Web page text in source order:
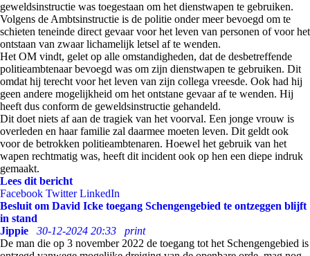
geweldsinstructie was toegestaan om het dienstwapen te gebruiken.
Volgens de Ambtsinstructie is de politie onder meer bevoegd om te
schieten teneinde direct gevaar voor het leven van personen of voor het
ontstaan van zwaar lichamelijk letsel af te wenden.
Het OM vindt, gelet op alle omstandigheden, dat de desbetreffende
politieambtenaar bevoegd was om zijn dienstwapen te gebruiken. Dit
omdat hij terecht voor het leven van zijn collega vreesde. Ook had hij
geen andere mogelijkheid om het ontstane gevaar af te wenden. Hij
heeft dus conform de geweldsinstructie gehandeld.
Dit doet niets af aan de tragiek van het voorval. Een jonge vrouw is
overleden en haar familie zal daarmee moeten leven. Dit geldt ook
voor de betrokken politieambtenaren. Hoewel het gebruik van het
wapen rechtmatig was, heeft dit incident ook op hen een diepe indruk
gemaakt.
Lees dit bericht
Facebook Twitter LinkedIn
Besluit om David Icke toegang Schengengebied te ontzeggen blijft
in stand
Jippie
30-12-2024 20:33
print
De man die op 3 november 2022 de toegang tot het Schengengebied is